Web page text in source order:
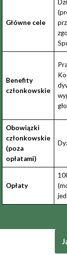
Główne cele
Benefity
członkowskie
Obowiązki
członkowskie
(poza
opłatami)
Opłaty